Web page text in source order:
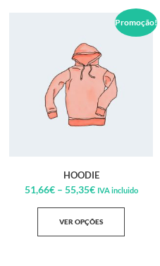
Promoção!
HOODIE
51,66€ – 55,35€ IVA incluido
VER OPÇÕES